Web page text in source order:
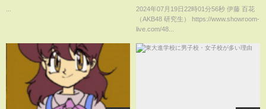
2024年07月19日22時01分56秒 伊藤 百花
（AKB48 研究生） https://www.showroom-
live.com/48...